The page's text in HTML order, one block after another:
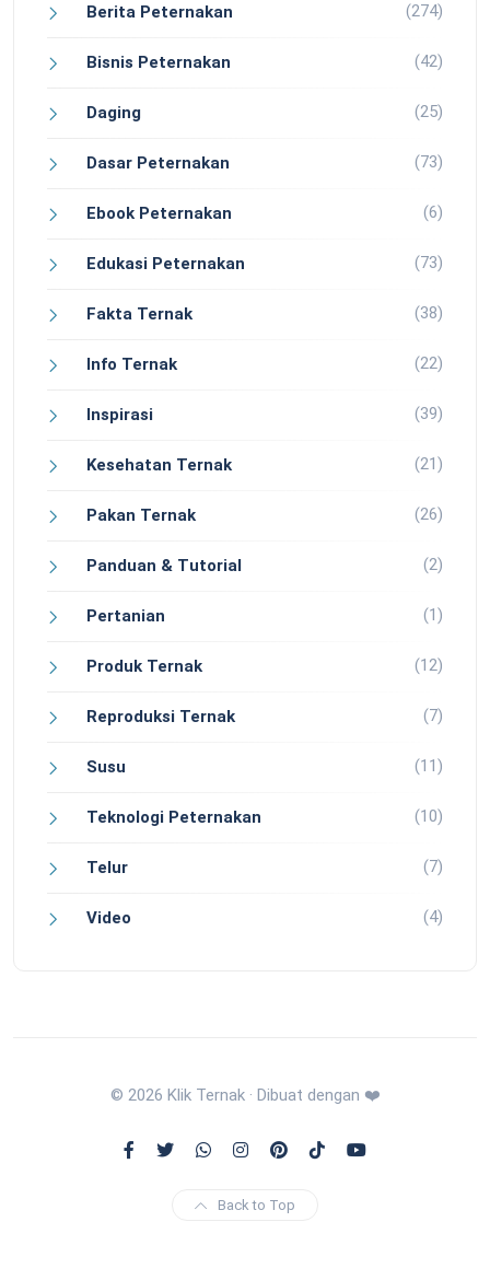
Berita Peternakan (274)
Bisnis Peternakan (42)
Daging (25)
Dasar Peternakan (73)
Ebook Peternakan (6)
Edukasi Peternakan (73)
Fakta Ternak (38)
Info Ternak (22)
Inspirasi (39)
Kesehatan Ternak (21)
Pakan Ternak (26)
Panduan & Tutorial (2)
Pertanian (1)
Produk Ternak (12)
Reproduksi Ternak (7)
Susu (11)
Teknologi Peternakan (10)
Telur (7)
Video (4)
© 2026 Klik Ternak · Dibuat dengan ❤️
Back to Top